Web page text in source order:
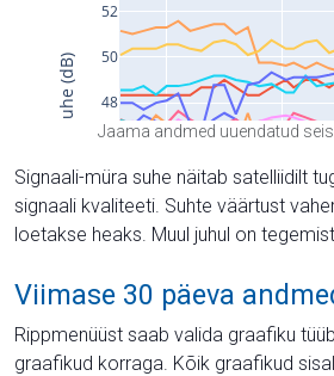
Jaama andmed uuendatud
Signaali-müra suhe näitab satelliidilt
signaali kvaliteeti. Suhte väärtust
loetakse heaks. Muul juhul on
Viimase 30 päeva
Rippmenüüst saab valida graafiku
graafikud korraga. Kõik graafikud